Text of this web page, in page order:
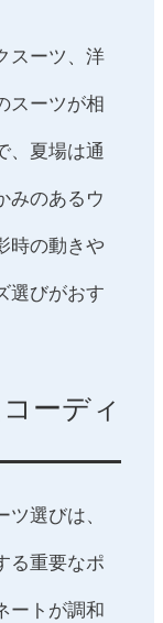
スーツ、洋
スーツが相
、夏場は通
みのあるウ
時の動きや
選びがおす
ーディ
選びは、
る重要なポ
ートが調和